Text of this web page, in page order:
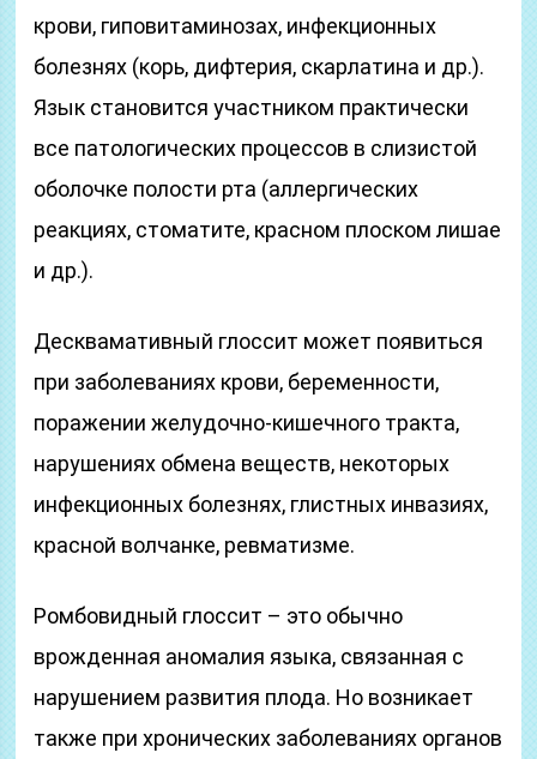
крови, гиповитаминозах, инфекционных
болезнях (корь, дифтерия, скарлатина и др.).
Язык становится участником практически
все патологических процессов в слизистой
оболочке полости рта (аллергических
реакциях, стоматите, красном плоском лишае
и др.).
Десквамативный глоссит может появиться
при заболеваниях крови, беременности,
поражении желудочно-кишечного тракта,
нарушениях обмена веществ, некоторых
инфекционных болезнях, глистных инвазиях,
красной волчанке, ревматизме.
Ромбовидный глоссит – это обычно
врожденная аномалия языка, связанная с
нарушением развития плода. Но возникает
также при хронических заболеваниях органов